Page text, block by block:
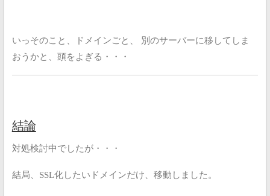
いっそのこと、ドメインごと、
別のサーバーに移してしま
おうかと、頭をよぎる・・・
結論
対処検討中でしたが・・・
結局、SSL化したいドメインだけ、移動しました。